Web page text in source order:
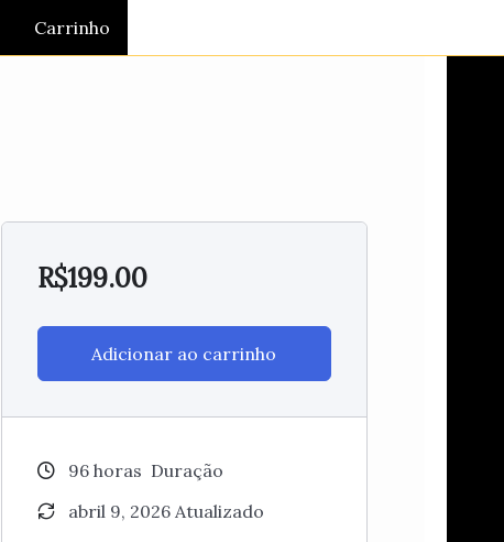
Carrinho
R$199.00
Adicionar ao carrinho
96horas Duração
abril 9, 2026 Atualizado